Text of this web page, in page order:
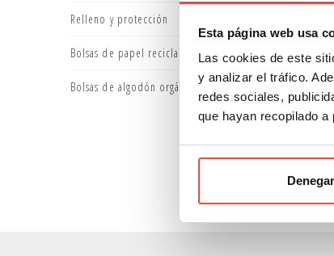
Esta página web usa
Las cookies de este
y analizar el tráfico.
redes sociales,
que hayan recopilado
Denegar
Relleno y protección
Bolsas de papel reciclado
Bolsas de algodón orgánico
Los
Y